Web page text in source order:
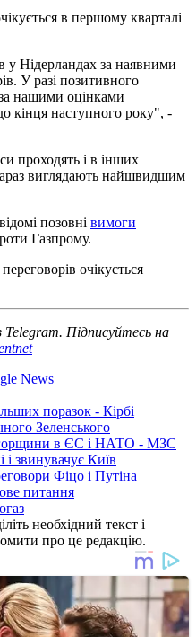
в першому кварталі
у Нідерландах за наявними
У разі позитивного
нашими оцінками
кінця наступного року", -
проходять і в інших
виглядають найшвидшим
позовні вимоги
Газпрому.
очікується
Telegram. Підписуйтесь на
News
поразок - Кірбі
Зеленського
в ЄС і НАТО - МЗС
і звинувачує Київ
Фіцо і Путіна
питання
необхідний текст і
про це редакцію.